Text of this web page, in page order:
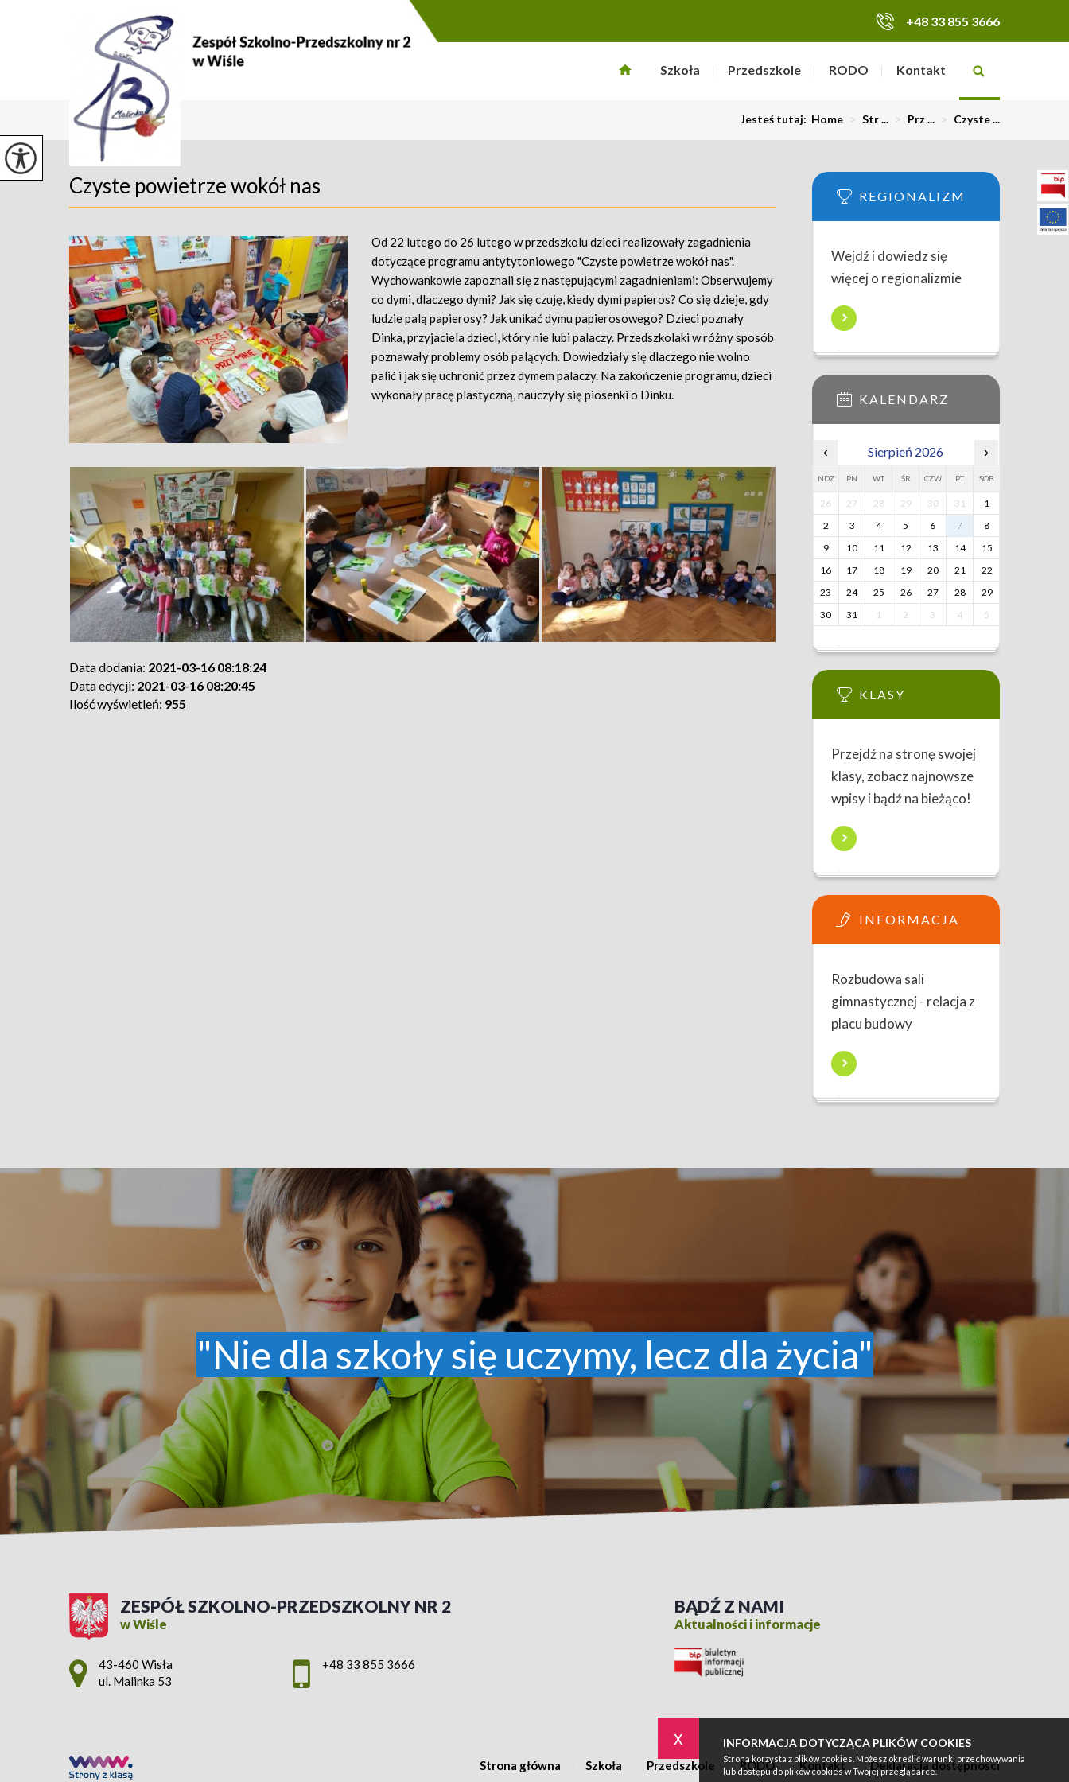
x INFORMACJA DOTYCZĄCA PLIKÓW COOKIES
Strona korzysta z plików cookies. Możesz określić warunki przechowywania
lub dostępu do plików cookies w Twojej przeglądarce.
+48 33 855 3666
Szkoła Przedszkole RODO Kontakt
Jesteś tutaj: Home > Str ... > Prz ... > Czyste ...
Czyste powietrze wokół nas
Od 22 lutego do 26 lutego w przedszkolu dzieci realizowały zagadnienia
dotyczące programu antytytoniowego "Czyste powietrze wokół nas".
Wychowankowie zapoznali się z następującymi zagadnieniami: Obserwujemy
co dymi, dlaczego dymi? Jak się czuję, kiedy dymi papieros? Co się dzieje, gdy
ludzie palą papierosy? Jak unikać dymu papierosowego? Dzieci poznały
Dinka, przyjaciela dzieci, który nie lubi palaczy. Przedszkolaki w różny sposób
poznawały problemy osób palących. Dowiedziały się dlaczego nie wolno
palić i jak się uchronić przez dymem palaczy. Na zakończenie programu, dzieci
wykonały pracę plastyczną, nauczyły się piosenki o Dinku.
Data dodania: 2021-03-16 08:18:24
Data edycji: 2021-03-16 08:20:45
Ilość wyświetleń: 955
REGIONALIZM
Wejdź i dowiedz się
więcej o regionalizmie
KALENDARZ
‹ Sierpień 2026 ›
NDZ PN WT ŚR CZW PT SOB
26 27 28 29 30 31
1
2
3 4 5 6 7
8
9
10 11 12 13 14
15
16
17 18 19 20 21
22
23
24 25 26 27 28
29
30
31 1 2 3 4 5
KLASY
Przejdź na stronę swojej
klasy, zobacz najnowsze
wpisy i bądź na bieżąco!
INFORMACJA
Rozbudowa sali
gimnastycznej - relacja z
placu budowy
"Nie dla szkoły się uczymy, lecz dla życia"
ZESPÓŁ SZKOLNO-PRZEDSZKOLNY NR 2
w Wiśle
Adres pocztowy:
43-460 Wisła
ul. Malinka 53
+48 33 855 3666
BĄDŹ Z NAMI
Aktualności i informacje
Strona główna Szkoła Przedszkole RODO Kontakt Deklaracja dostępności